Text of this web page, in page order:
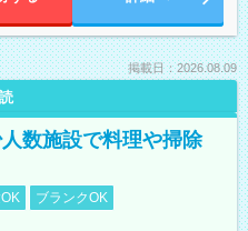
掲載日：2026.08.09
数施設で料理や掃除
ブランクOK